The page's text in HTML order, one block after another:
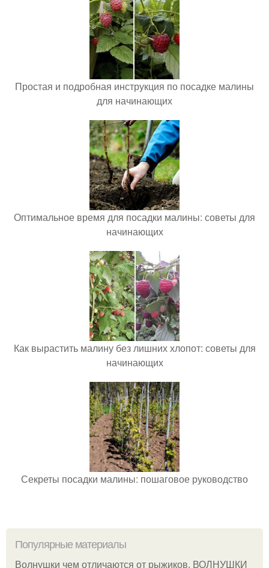
Простая и подробная инструкция по посадке малины
для начинающих
Оптимальное время для посадки малины: советы для
начинающих
Как вырастить малину без лишних хлопот: советы для
начинающих
Секреты посадки малины: пошаговое руководство
Популярные материалы
Волнушки чем отличаются от рыжиков. ВОЛНУШКИ